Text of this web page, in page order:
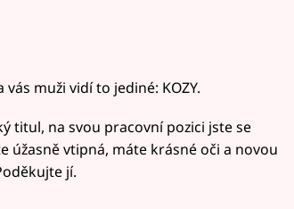
muži vidí to jediné: KOZY.
titul, na svou pracovní pozici jste se
vtipná, máte krásné oči a novou
jí.